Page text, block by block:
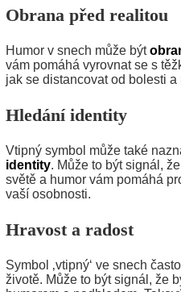
Obrana před realitou
Humor v snech může být
vám pomáhá vyrovnat se s
jak se distancovat od bolesti
Hledání identity
Vtipný symbol může také
identity. Může to být signál,
světě a humor vám pomáhá
vaší osobnosti.
Hravost a radost
Symbol ‚vtipný‘ ve snech
životě. Může to být signál, že